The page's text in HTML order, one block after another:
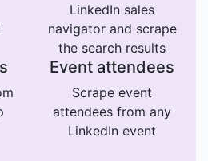
LinkedIn sales
navigator and scrape
the search results
Event attendees
Scrape event
attendees from any
LinkedIn event